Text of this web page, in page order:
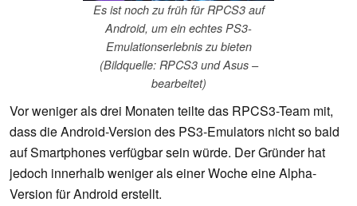
Es ist noch zu früh für RPCS3 auf
Android, um ein echtes PS3-
Emulationserlebnis zu bieten
(Bildquelle: RPCS3 und Asus –
bearbeitet)
Vor weniger als drei Monaten teilte das RPCS3-Team mit,
dass die Android-Version des PS3-Emulators nicht so bald
auf Smartphones verfügbar sein würde. Der Gründer hat
jedoch innerhalb weniger als einer Woche eine Alpha-
Version für Android erstellt.